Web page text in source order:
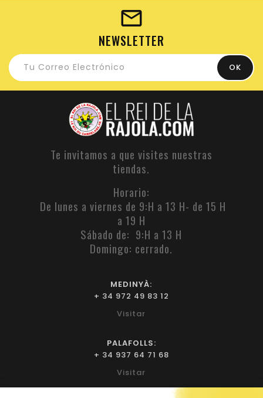
NEWSLETTER
Te invitamos a que visites nuestras
tiendas.
Horario:
De lunes a viernes de 9:H a 13 H- de 15 H
a 19 H
Sábado de: 9:H a 13 H
Domingo: cerrado.
MEDINYÀ:
+ 34 972 49 83 12
Visitar
PALAFOLLS:
+ 34 937 64 71 68
Visitar